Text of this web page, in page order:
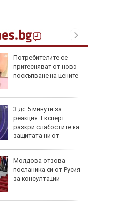
Потребителите се
притесняват от ново
поскъпване на цените
3 до 5 минути за
реакция: Експерт
разкри слабостите на
защитата ни от
Молдова отзова
посланика си от Русия
за консултации